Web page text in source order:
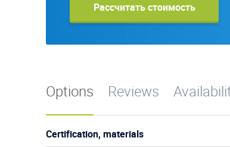
Рассчитать стоимость
Options Reviews
Certification, materials